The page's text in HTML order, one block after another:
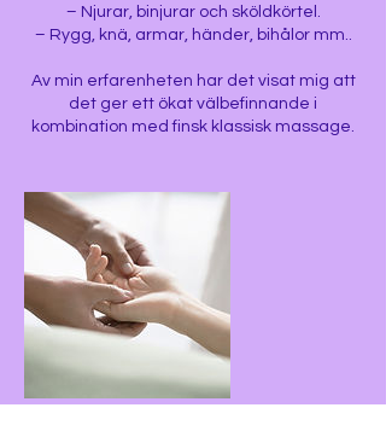
– Njurar, binjurar och sköldkörtel.
– Rygg, knä, armar, händer, bihålor mm..
Av min erfarenheten har det visat mig att
det ger ett ökat välbefinnande i
kombination med finsk klassisk massage.